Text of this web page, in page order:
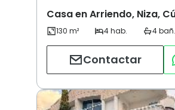
Casa en Arriendo, Niza,
Contactar